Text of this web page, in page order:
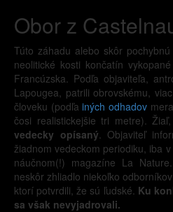
Obor z
Túto záhadu alebo skôr
neolitické kosti končatín
Francúzska. Podľa objaviteľa,
Lapougea, patrili obrovskému,
človeku (podľainých odhadov
čosi realistickejšie tri metre).
vedecky opísaný . Objaviteľ
žiadnom vedeckom periodiku, iba
náučnom(!) magazíne La
neskôr zhliadlo niekoľko
ktorí potvrdili, že sú ľudské. Ku
sa však nevyjadrovali.